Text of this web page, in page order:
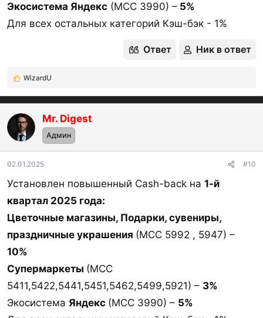
Экосистема Яндекс (МСС 3990) – 5%
Для всех остальных категорий Кэш-бэк - 1%
Ответ Ник в ответ
Р
е
а
к
ц
и
и
:
WizardU
Mr. Digest
Админ
02.01.2025 #10
Установлен повышенный Cash-back на 1-й
квартал 2025 года:
Цветочные магазины, Подарки, сувениры,
праздничные украшения (МСС 5992 , 5947) –
10%
Супермаркеты (МСС
5411,5422,5441,5451,5462,5499,5921) – 3%
Экосистема Яндекс (МСС 3990) – 5%